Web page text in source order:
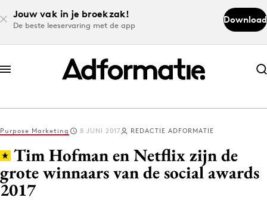
Jouw vak in je broekzak!
De beste leeservaring met de app
Download
Abonneer nu
Abonneer nu
Log in
Volg het laatste nieuws via de Adformatie
Purpose Marketing 8 JUNI 2017 REDACTIE ADFORMATIE
Tim Hofman en Netflix zijn de
grote winnaars van de social awards
2017